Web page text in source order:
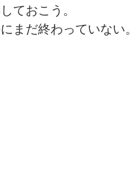
ておこう。
まだ終わっていない。